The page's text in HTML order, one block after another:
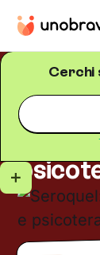
Cerchi